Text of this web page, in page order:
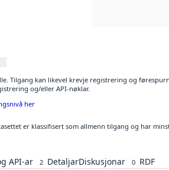
Tilgang kan likevel krevje registrering og
og/eller API-nøklar.
her
er klassifisert som allmenn tilgang og har
API-ar 2 DetaljarDiskusjonar 0 RDF